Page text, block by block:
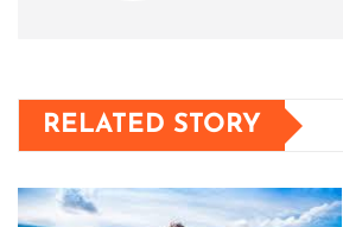
RELATED STORY